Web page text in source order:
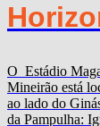
O Estádio
Mineirão está
ao lado do
da Pampulha: